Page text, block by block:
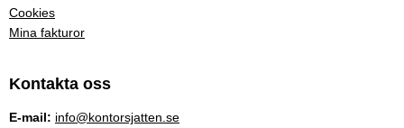
Cookies
Mina fakturor
Kontakta oss
E-mail: info@kontorsjatten.se